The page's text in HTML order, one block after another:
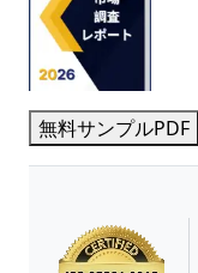
無料サンプルPDF